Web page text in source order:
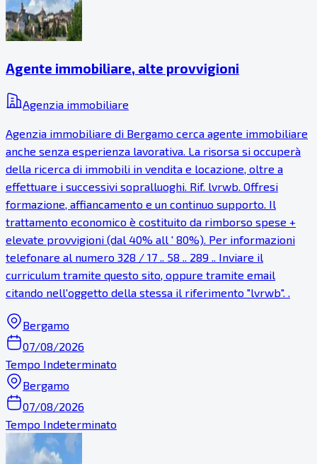
Agente immobiliare, alte provvigioni
Agenzia immobiliare
Agenzia immobiliare di Bergamo cerca agente immobiliare
anche senza esperienza lavorativa. La risorsa si occuperà
della ricerca di immobili in vendita e locazione, oltre a
effettuare i successivi sopralluoghi. Rif. lvrwb. Offresi
formazione, affiancamento e un continuo supporto. Il
trattamento economico è costituito da rimborso spese +
elevate provvigioni (dal 40% all ' 80%). Per informazioni
telefonare al numero 328 / 17 .. 58 .. 289 .. Inviare il
curriculum tramite questo sito, oppure tramite email
citando nell'oggetto della stessa il riferimento "lvrwb". .
Bergamo
07/08/2026
Tempo Indeterminato
Bergamo
07/08/2026
Tempo Indeterminato